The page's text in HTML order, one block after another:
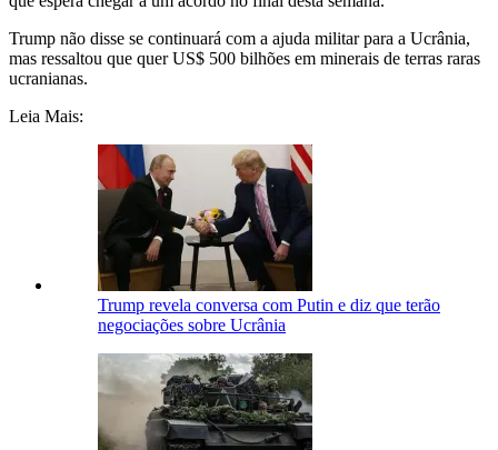
Trump não disse se continuará com a ajuda militar para a Ucrânia,
mas ressaltou que quer US$ 500 bilhões em minerais de terras raras
ucranianas.
Leia Mais:
Trump revela conversa com Putin e diz que terão
negociações sobre Ucrânia